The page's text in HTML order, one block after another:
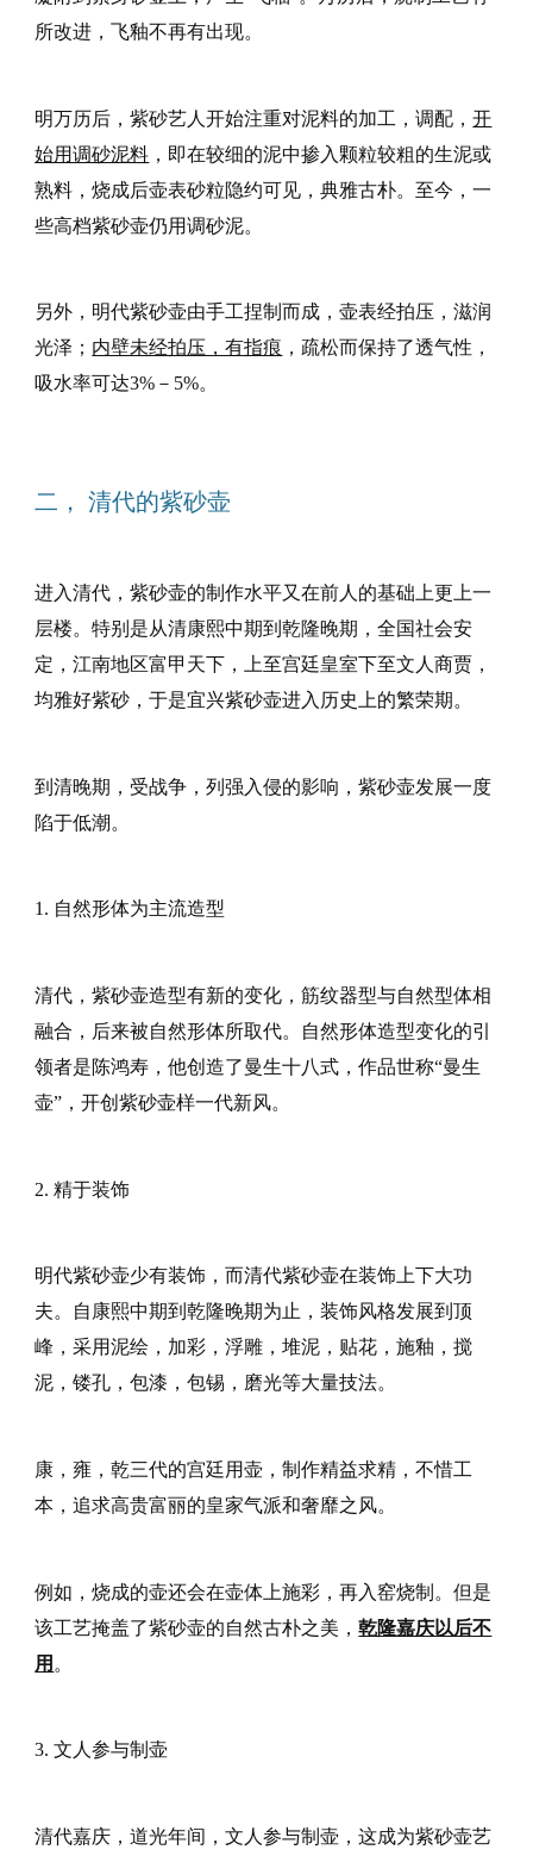
所改进，飞釉不再有出现。
明万历后，紫砂艺人开始注重对泥料的加工，调配，开
始用调砂泥料 ，即在较细的泥中掺入颗粒较粗的生泥或
熟料，烧成后壶表砂粒隐约可见，典雅古朴。至今，一
些高档紫砂壶仍用调砂泥。
另外，明代紫砂壶由手工捏制而成，壶表经拍压，滋润
光泽； 内壁未经拍压，有指痕 ，疏松而保持了透气性，
吸水率可达3%－5%。
二， 清代的紫砂壶
进入清代，紫砂壶的制作水平又在前人的基础上更上一
层楼。特别是从清康熙中期到乾隆晚期，全国社会安
定，江南地区富甲天下，上至宫廷皇室下至文人商贾，
均雅好紫砂，于是宜兴紫砂壶进入历史上的繁荣期。
到清晚期，受战争，列强入侵的影响，紫砂壶发展一度
陷于低潮。
1. 自然形体为主流造型
清代，紫砂壶造型有新的变化，筋纹器型与自然型体相
融合，后来被自然形体所取代。自然形体造型变化的引
领者是陈鸿寿，他创造了曼生十八式，作品世称“曼生
壶”，开创紫砂壶样一代新风。
2. 精于装饰
明代紫砂壶少有装饰，而清代紫砂壶在装饰上下大功
夫。自康熙中期到乾隆晚期为止，装饰风格发展到顶
峰，采用泥绘，加彩，浮雕，堆泥，贴花，施釉，搅
泥，镂孔，包漆，包锡，磨光等大量技法。
康，雍，乾三代的宫廷用壶，制作精益求精，不惜工
本，追求高贵富丽的皇家气派和奢靡之风。
例如，烧成的壶还会在壶体上施彩，再入窑烧制。但是
该工艺掩盖了紫砂壶的自然古朴之美，乾隆嘉庆以后不
用 。
3. 文人参与制壶
清代嘉庆，道光年间，文人参与制壶，这成为紫砂壶艺